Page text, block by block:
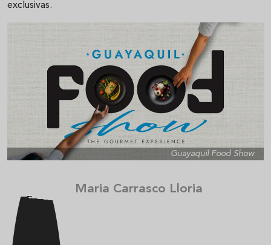
exclusivas.
Guayaquil Food Show
Maria Carrasco Lloria